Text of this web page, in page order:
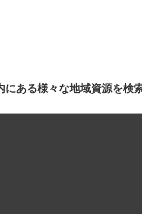
ある様々な地域資源を検